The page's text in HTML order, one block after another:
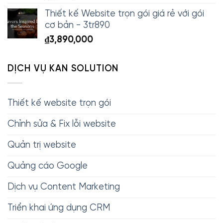
Thiết kế Website trọn gói giá rẻ với gói
cơ bản - 3tr890
₫3,890,000
DỊCH VỤ KAN SOLUTION
Thiết kế website trọn gói
Chỉnh sửa & Fix lỗi website
Quản trị website
Quảng cáo Google
Dịch vụ Content Marketing
Triển khai ứng dụng CRM